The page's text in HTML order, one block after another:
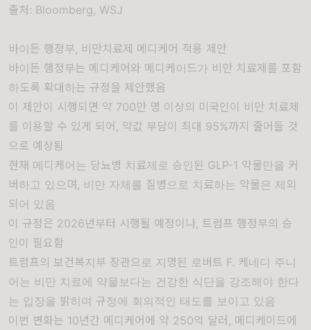
출처: Bloomberg, WSJ
바이든 행정부, 비만치료제 메디케어 적용 제안
바이든 행정부는 메디케어와 메디케이드가 비만 치료제를 포함
하도록 확대하는 규정을 제안했음
이 제안이 시행되면 약 700만 명 이상의 미국인이 비만 치료제
를 이용할 수 있게 되어, 약값 부담이 최대 95%까지 줄어들 것
으로 예상됨
현재 메디케어는 당뇨병 치료제로 승인된 GLP-1 약물만을 커
버하고 있으며, 비만 자체를 질병으로 치료하는 약물은 제외
되어 있음
이 규정은 2026년부터 시행될 예정이나, 트럼프 행정부의 승
인이 필요함
트럼프의 보건복지부 장관으로 지명된 로버트 F. 케네디 주니
어는 비만 치료에 약물보다는 건강한 식단을 강조해야 한다
는 입장을 밝히며 규정에 회의적인 태도를 보이고 있음
이번 변화는 10년간 메디케어에 약 250억 달러, 메디케이드에